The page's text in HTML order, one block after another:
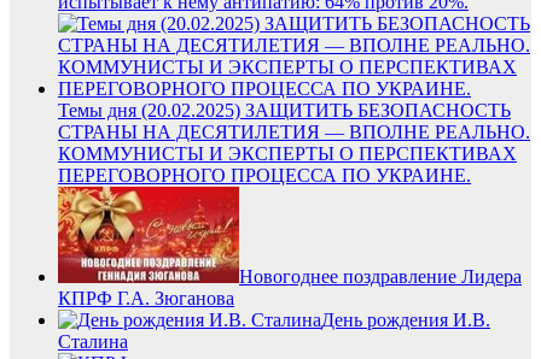
Темы дня (20.02.2025) ЗАЩИТИТЬ БЕЗОПАСНОСТЬ
СТРАНЫ НА ДЕСЯТИЛЕТИЯ — ВПОЛНЕ РЕАЛЬНО.
КОММУНИСТЫ И ЭКСПЕРТЫ О ПЕРСПЕКТИВАХ
ПЕРЕГОВОРНОГО ПРОЦЕССА ПО УКРАИНЕ.
Новогоднее поздравление Лидера
КПРФ Г.А. Зюганова
День рождения И.В.
Сталина